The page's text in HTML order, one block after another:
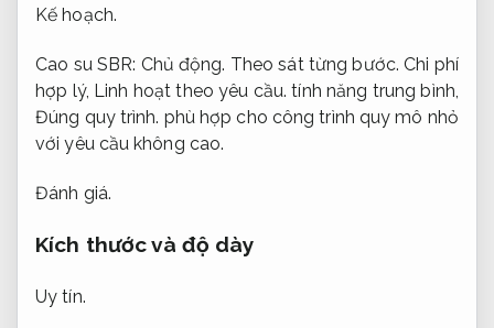
Kế hoạch.
Cao su SBR: Chủ động. Theo sát từng bước. Chi phí
hợp lý, Linh hoạt theo yêu cầu. tính năng trung bình,
Đúng quy trình. phù hợp cho công trình quy mô nhỏ
với yêu cầu không cao.
Đánh giá.
Kích thước và độ dày
Uy tín.